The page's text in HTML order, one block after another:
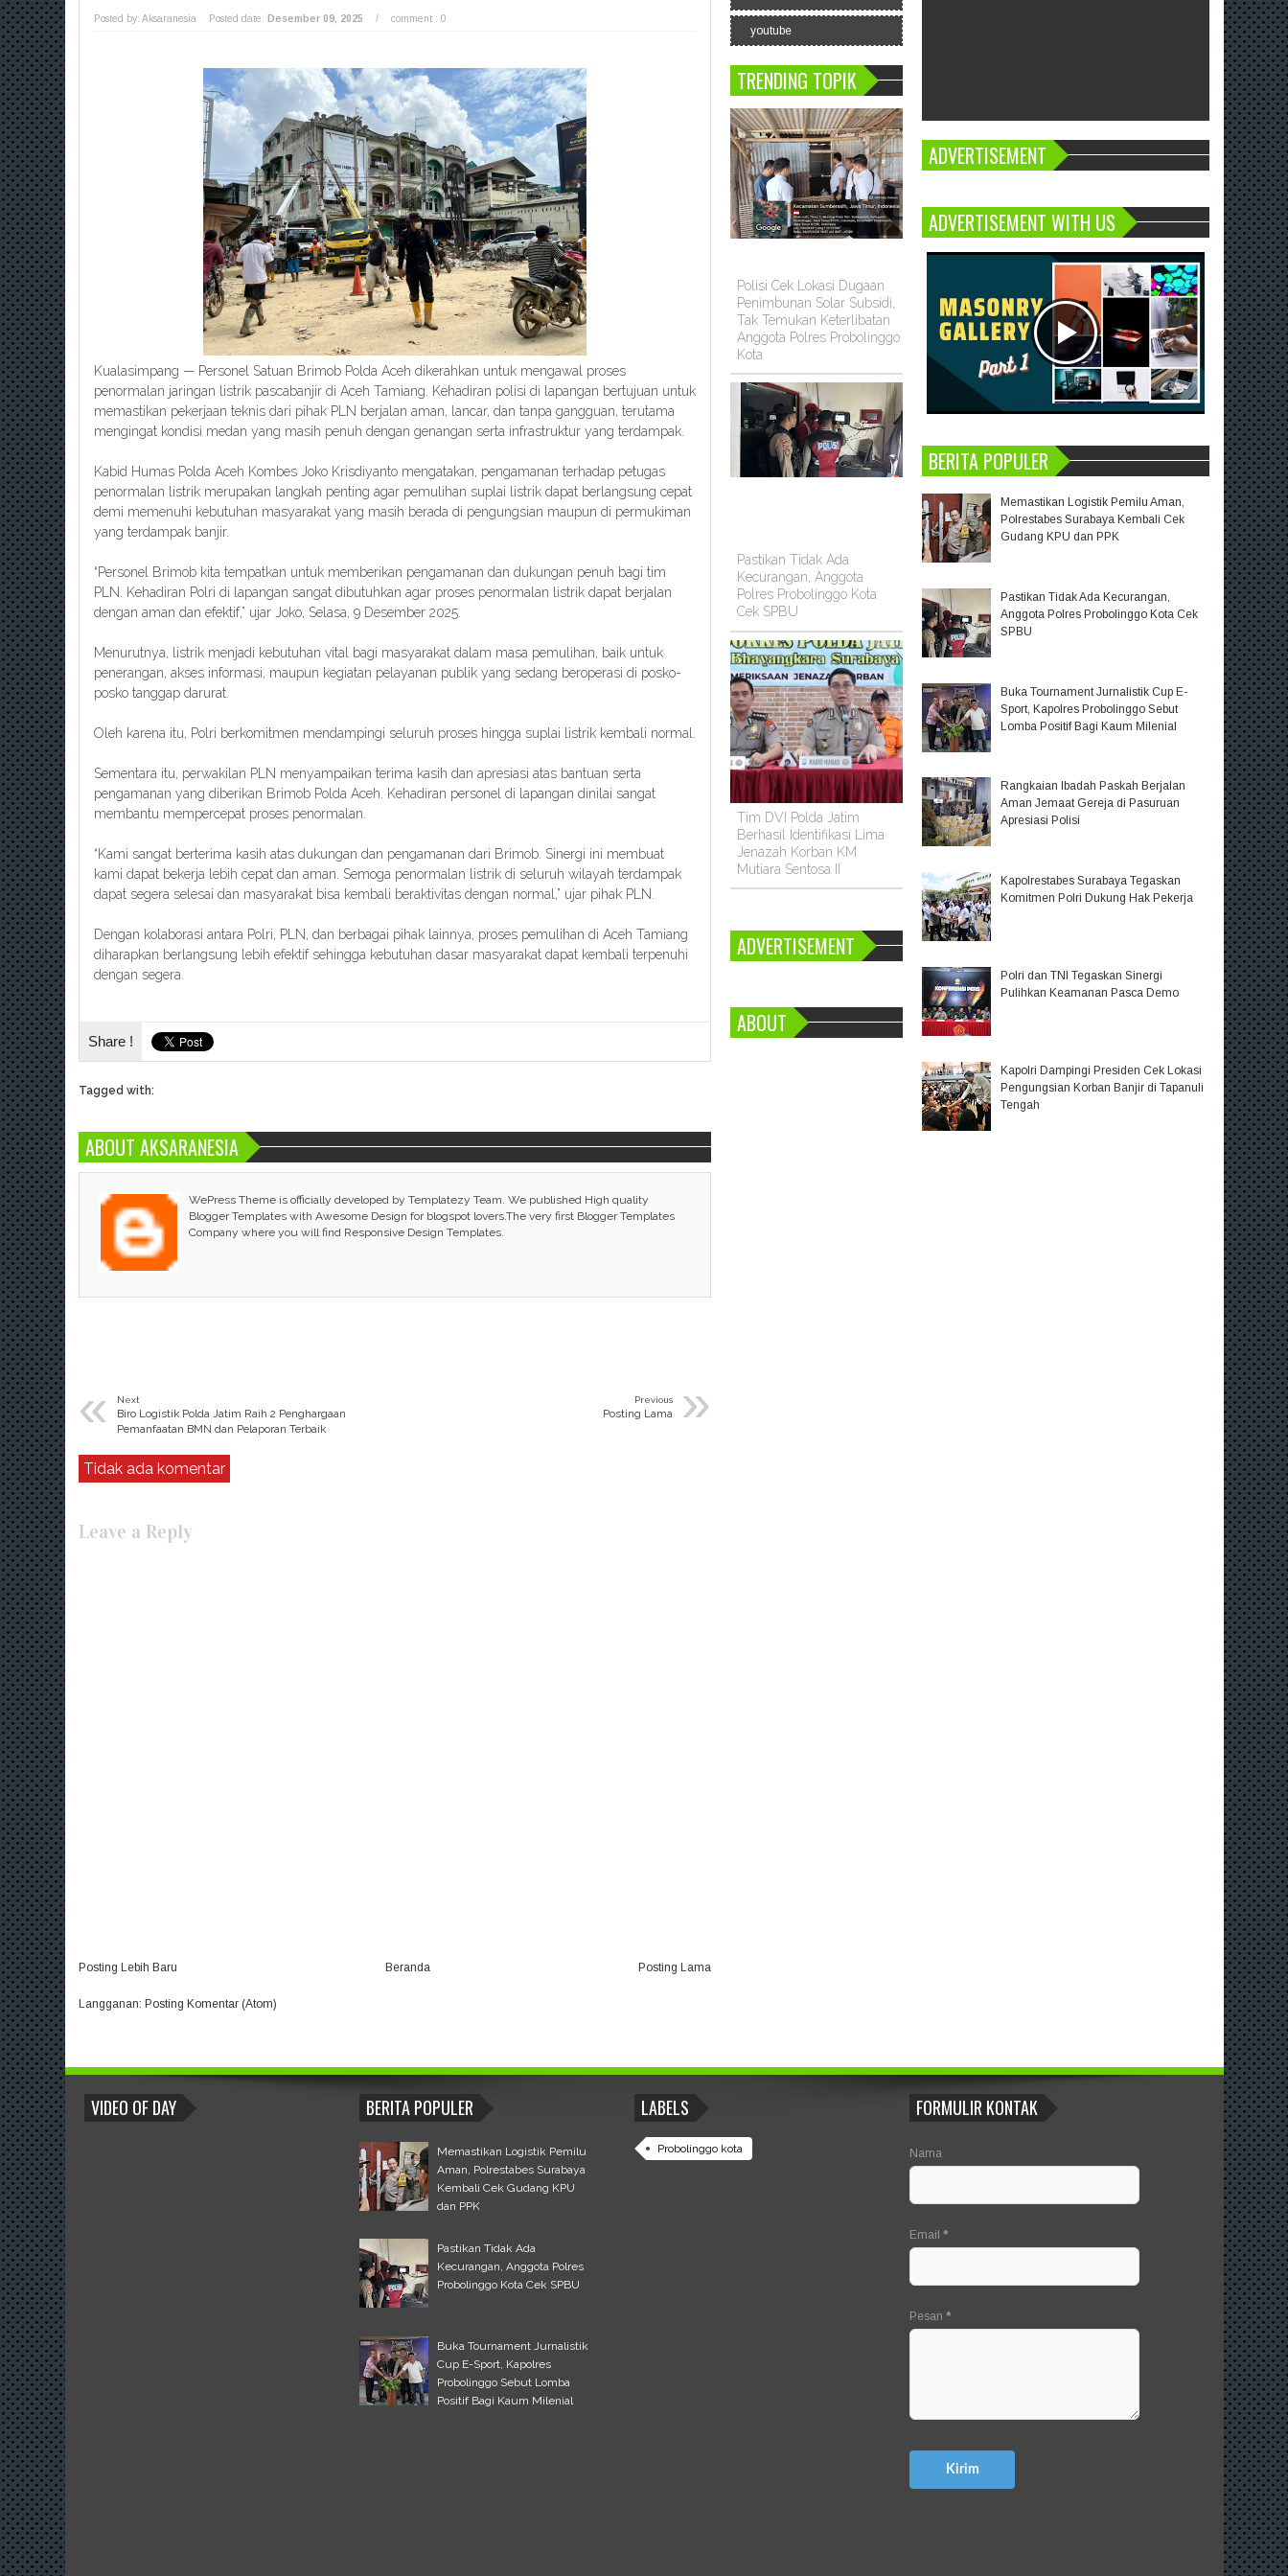
Posted by: Aksaranesia Posted date: Desember 09, 2025 / comment : 0
Kualasimpang — Personel Satuan Brimob Polda Aceh dikerahkan untuk mengawal proses
penormalan jaringan listrik pascabanjir di Aceh Tamiang. Kehadiran polisi di lapangan bertujuan untuk
memastikan pekerjaan teknis dari pihak PLN berjalan aman, lancar, dan tanpa gangguan, terutama
mengingat kondisi medan yang masih penuh dengan genangan serta infrastruktur yang terdampak.
Kabid Humas Polda Aceh Kombes Joko Krisdiyanto mengatakan, pengamanan terhadap petugas
penormalan listrik merupakan langkah penting agar pemulihan suplai listrik dapat berlangsung cepat
demi memenuhi kebutuhan masyarakat yang masih berada di pengungsian maupun di permukiman
yang terdampak banjir.
“Personel Brimob kita tempatkan untuk memberikan pengamanan dan dukungan penuh bagi tim
PLN. Kehadiran Polri di lapangan sangat dibutuhkan agar proses penormalan listrik dapat berjalan
dengan aman dan efektif,” ujar Joko, Selasa, 9 Desember 2025.
Menurutnya, listrik menjadi kebutuhan vital bagi masyarakat dalam masa pemulihan, baik untuk
penerangan, akses informasi, maupun kegiatan pelayanan publik yang sedang beroperasi di posko-
posko tanggap darurat.
Oleh karena itu, Polri berkomitmen mendampingi seluruh proses hingga suplai listrik kembali normal.
Sementara itu, perwakilan PLN menyampaikan terima kasih dan apresiasi atas bantuan serta
pengamanan yang diberikan Brimob Polda Aceh. Kehadiran personel di lapangan dinilai sangat
membantu mempercepat proses penormalan.
“Kami sangat berterima kasih atas dukungan dan pengamanan dari Brimob. Sinergi ini membuat
kami dapat bekerja lebih cepat dan aman. Semoga penormalan listrik di seluruh wilayah terdampak
dapat segera selesai dan masyarakat bisa kembali beraktivitas dengan normal,” ujar pihak PLN.
Dengan kolaborasi antara Polri, PLN, dan berbagai pihak lainnya, proses pemulihan di Aceh Tamiang
diharapkan berlangsung lebih efektif sehingga kebutuhan dasar masyarakat dapat kembali terpenuhi
dengan segera.
Share !
Tagged with:
ABOUT AKSARANESIA
WePress Theme is officially developed by Templatezy Team. We published High quality
Blogger Templates with Awesome Design for blogspot lovers.The very first Blogger Templates
Company where you will find Responsive Design Templates.
« Next
Biro Logistik Polda Jatim Raih 2 Penghargaan
Pemanfaatan BMN dan Pelaporan Terbaik
»
Previous
Posting Lama
Tidak ada komentar
Leave a Reply
Posting Lebih Baru Posting Lama
Beranda
Langganan: Posting Komentar (Atom)
youtube
TRENDING TOPIK
Polisi Cek Lokasi Dugaan
Penimbunan Solar Subsidi,
Tak Temukan Keterlibatan
Anggota Polres Probolinggo
Kota
Pastikan Tidak Ada
Kecurangan, Anggota
Polres Probolinggo Kota
Cek SPBU
Tim DVI Polda Jatim
Berhasil Identifikasi Lima
Jenazah Korban KM
Mutiara Sentosa II
ADVERTISEMENT
ABOUT
ADVERTISEMENT
ADVERTISEMENT WITH US
BERITA POPULER
Memastikan Logistik Pemilu Aman,
Polrestabes Surabaya Kembali Cek
Gudang KPU dan PPK
Pastikan Tidak Ada Kecurangan,
Anggota Polres Probolinggo Kota Cek
SPBU
Buka Tournament Jurnalistik Cup E-
Sport, Kapolres Probolinggo Sebut
Lomba Positif Bagi Kaum Milenial
Rangkaian Ibadah Paskah Berjalan
Aman Jemaat Gereja di Pasuruan
Apresiasi Polisi
Kapolrestabes Surabaya Tegaskan
Komitmen Polri Dukung Hak Pekerja
Polri dan TNI Tegaskan Sinergi
Pulihkan Keamanan Pasca Demo
Kapolri Dampingi Presiden Cek Lokasi
Pengungsian Korban Banjir di Tapanuli
Tengah
BLOGROLL
VIDEO OF DAY BERITA POPULER
Memastikan Logistik Pemilu
Aman, Polrestabes Surabaya
Kembali Cek Gudang KPU
dan PPK
Pastikan Tidak Ada
Kecurangan, Anggota Polres
Probolinggo Kota Cek SPBU
Buka Tournament Jurnalistik
Cup E-Sport, Kapolres
Probolinggo Sebut Lomba
Positif Bagi Kaum Milenial
LABELS
Probolinggo kota
FORMULIR KONTAK
Nama
Email*
Pesan*